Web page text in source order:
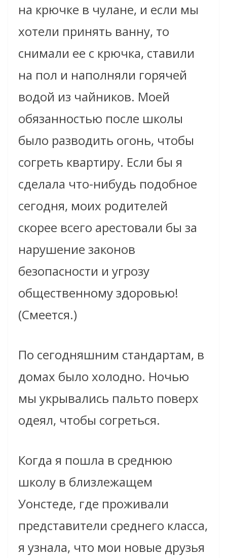
на крючке в чулане, и если мы
хотели принять ванну, то
снимали ее с крючка, ставили
на пол и наполняли горячей
водой из чайников. Моей
обязанностью после школы
было разводить огонь, чтобы
согреть квартиру. Если бы я
сделала что-нибудь подобное
сегодня, моих родителей
скорее всего арестовали бы за
нарушение законов
безопасности и угрозу
общественному здоровью!
(Смеется.)
По сегодняшним стандартам, в
домах было холодно. Ночью
мы укрывались пальто поверх
одеял, чтобы согреться.
Когда я пошла в среднюю
школу в близлежащем
Уонстеде, где проживали
представители среднего класса,
я узнала, что мои новые друзья